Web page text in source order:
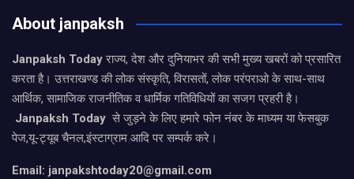
About janpaksh
Janpaksh Todayराज्य, देश और दुनियाभर की सभी मुख्य खबरों को प्रसारित
करता है। उत्तराखण्ड की लोक संस्कृति, विरासतों, लोक परंपराओ के साथ-साथ
आर्थिक, सामाजिक राजनीतिक व धार्मिक गतिविधियों का सजग प्रहरी है।
Janpaksh Today से जुड़ने के लिए हमारे फोन नंबर के माध्यम या फेसबुक
पेज,यू-ट्यूब चैनल,इंस्टाग्राम आदि पर सम्पर्क करे।
Email: janpakshtoday20@gmail.com